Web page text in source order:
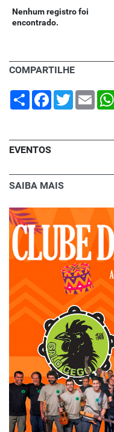
Nenhum registro foi
encontrado.
COMPARTILHE
Share Facebook
TwitterEmail
EVENTOS
SAIBA MAIS